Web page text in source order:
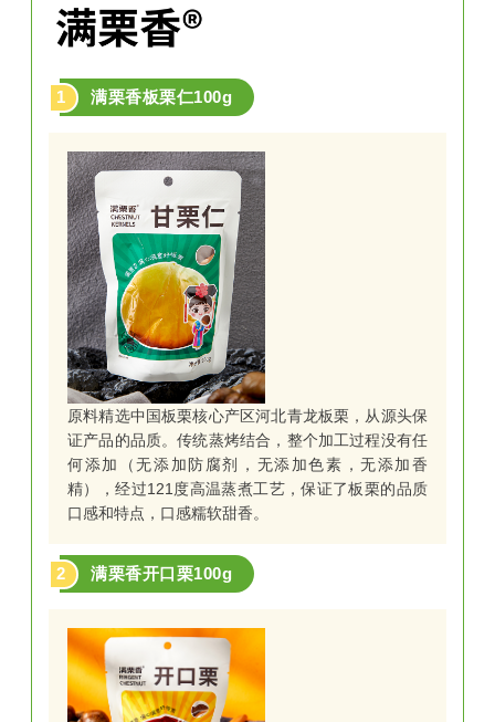
1 满栗香板栗仁100g
原料精选中国板栗核心产区河北青龙板栗，从源头保
证产品的品质。传统蒸烤结合，整个加工过程没有任
何添加（无添加防腐剂，无添加色素，无添加香
精），经过121度高温蒸煮工艺，保证了板栗的品质
口感和特点，口感糯软甜香。
2 满栗香开口栗100g